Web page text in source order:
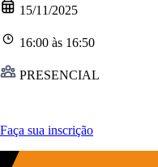
15/11/2025
16:00 às 16:50
PRESENCIAL
Faça sua inscrição